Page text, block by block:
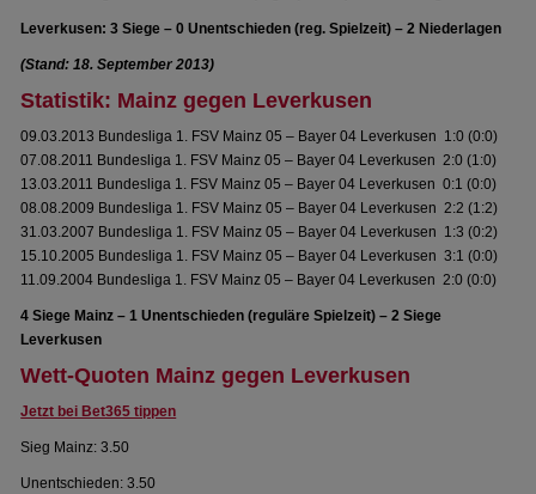
Leverkusen: 3 Siege – 0 Unentschieden (reg. Spielzeit) – 2 Niederlagen
(Stand: 18. September 2013)
Statistik: Mainz gegen Leverkusen
09.03.2013 Bundesliga 1. FSV Mainz 05 – Bayer 04 Leverkusen 1:0 (0:0)
07.08.2011 Bundesliga 1. FSV Mainz 05 – Bayer 04 Leverkusen 2:0 (1:0)
13.03.2011 Bundesliga 1. FSV Mainz 05 – Bayer 04 Leverkusen 0:1 (0:0)
08.08.2009 Bundesliga 1. FSV Mainz 05 – Bayer 04 Leverkusen 2:2 (1:2)
31.03.2007 Bundesliga 1. FSV Mainz 05 – Bayer 04 Leverkusen 1:3 (0:2)
15.10.2005 Bundesliga 1. FSV Mainz 05 – Bayer 04 Leverkusen 3:1 (0:0)
11.09.2004 Bundesliga 1. FSV Mainz 05 – Bayer 04 Leverkusen 2:0 (0:0)
4 Siege Mainz – 1 Unentschieden (reguläre Spielzeit) – 2 Siege
Leverkusen
Wett-Quoten Mainz gegen Leverkusen
Jetzt bei Bet365 tippen
Sieg Mainz: 3.50
Unentschieden: 3.50